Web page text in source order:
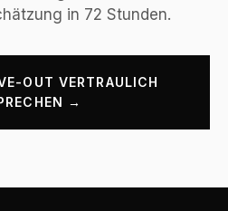
in 72 Stunden.
OUT VERTRAULICH
→